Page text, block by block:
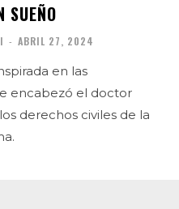
SUEÑO
- ABRIL 27, 2024
en las
encabezó el doctor
derechos civiles de la